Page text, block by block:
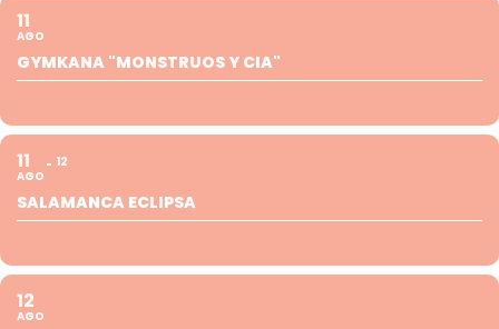
11
AGO
GYMKANA "MONSTRUOS Y CIA"
11
AGO
12
SALAMANCA ECLIPSA
12
AGO